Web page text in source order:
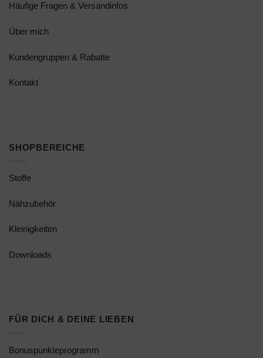
Häufige Fragen & Versandinfos
Über mich
Kundengruppen & Rabatte
Kontakt
SHOPBEREICHE
Stoffe
Nähzubehör
Kleinigkeiten
Downloads
FÜR DICH & DEINE LIEBEN
Bonuspunkteprogramm